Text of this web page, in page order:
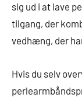
sig ud i at lave
tilgang, der
vedhæng, der
Hvis du selv